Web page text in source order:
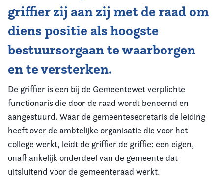
Vereniging
Contact
griffier zij aan zij met de raad om
diens positie als hoogste
bestuursorgaan te waarborgen
en te versterken.
De griffier is een bij de Gemeentewet verplichte
functionaris die door de raad wordt benoemd en
aangestuurd. Waar de gemeentesecretaris de leiding
heeft over de ambtelijke organisatie die voor het
college werkt, leidt de griffier de griffie: een eigen,
onafhankelijk onderdeel van de gemeente dat
uitsluitend voor de gemeenteraad werkt.